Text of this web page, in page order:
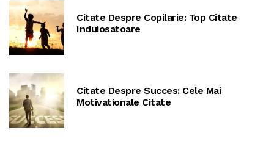
Citate Despre Copilarie: Top Citate
Induiosatoare
Citate Despre Succes: Cele Mai
Motivationale Citate